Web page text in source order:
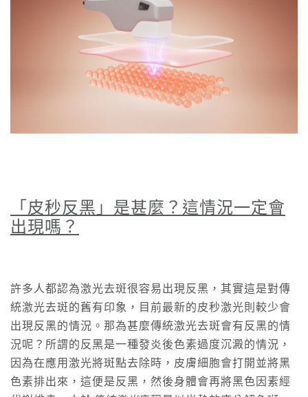
「皮秒反黑」是甚麼？這情況一定會
出現嗎？
許多人都認為激光去斑很容易出現反黑，其實這是對傳
統激光去斑的舊有印象，目前最新的皮秒激光則較少會
出現反黑的情況。那為甚麼傳統激光去斑會有反黑的情
況呢？所謂的反黑是一種發炎後色素過度沉澱的情況，
因為在應用激光將斑點去除時，皮膚細胞會打開並將黑
色素排出來，這便是反黑，然後身體會再將黑色因素經